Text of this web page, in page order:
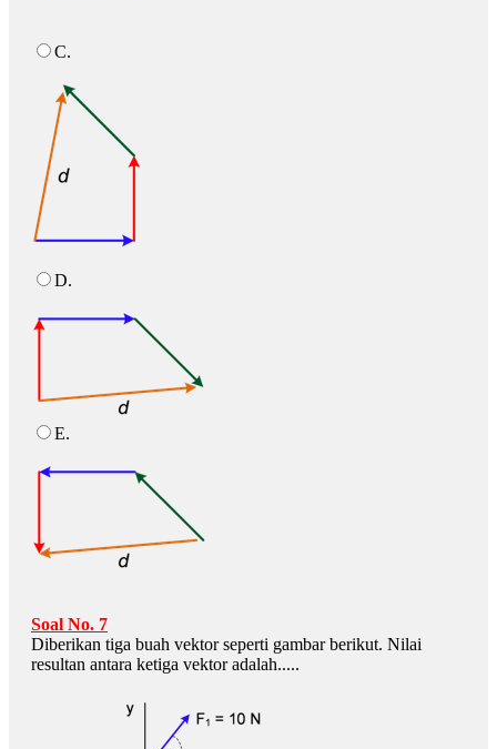
C.
D.
E.
Soal No. 7
Diberikan tiga buah vektor seperti gambar berikut. Nilai
resultan antara ketiga vektor adalah.....